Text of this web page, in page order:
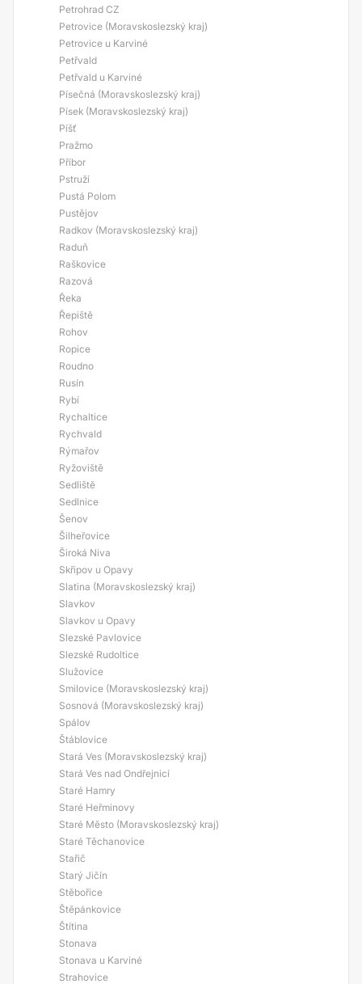
Petrohrad CZ
Petrovice (Moravskoslezský kraj)
Petrovice u Karviné
Petřvald
Petřvald u Karviné
Písečná (Moravskoslezský kraj)
Písek (Moravskoslezský kraj)
Píšť
Pražmo
Příbor
Pstruží
Pustá Polom
Pustějov
Radkov (Moravskoslezský kraj)
Raduň
Raškovice
Razová
Řeka
Řepiště
Rohov
Ropice
Roudno
Rusín
Rybí
Rychaltice
Rychvald
Rýmařov
Ryžoviště
Sedliště
Sedlnice
Šenov
Šilheřovice
Široká Niva
Skřipov u Opavy
Slatina (Moravskoslezský kraj)
Slavkov
Slavkov u Opavy
Slezské Pavlovice
Slezské Rudoltice
Služovice
Smilovice (Moravskoslezský kraj)
Sosnová (Moravskoslezský kraj)
Spálov
Štáblovice
Stará Ves (Moravskoslezský kraj)
Stará Ves nad Ondřejnicí
Staré Hamry
Staré Heřminovy
Staré Město (Moravskoslezský kraj)
Staré Těchanovice
Stařič
Starý Jičín
Stěbořice
Štěpánkovice
Štítina
Stonava
Stonava u Karviné
Strahovice